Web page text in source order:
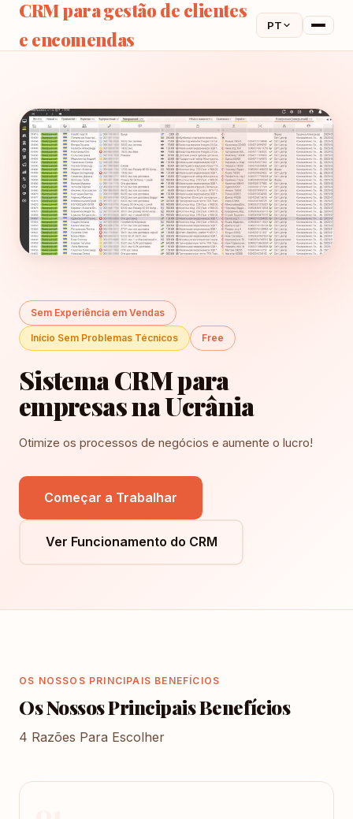
CRM para gestão de clientes
e encomendas
PT
Sem Experiência em Vendas
Início Sem Problemas Técnicos Free
Sistema CRM para
empresas na Ucrânia
Otimize os processos de negócios e aumente o lucro!
Começar a Trabalhar
Ver Funcionamento do CRM
OS NOSSOS PRINCIPAIS BENEFÍCIOS
Os Nossos Principais Benefícios
4 Razões Para Escolher